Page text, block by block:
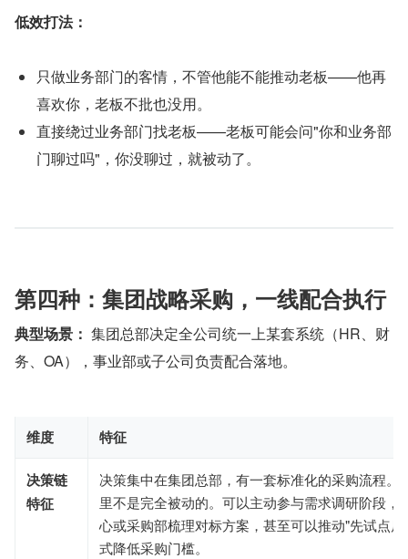
低效打法：
只做业务部门的客情，不管他能不能推动老板——他再
喜欢你，老板不批也没用。
直接绕过业务部门找老板——老板可能会问"你和业务部
门聊过吗"，你没聊过，就被动了。
第四种：集团战略采购，一线配合执行
典型场景： 集团总部决定全公司统一上某套系统（HR、财
务、OA），事业部或子公司负责配合落地。
维度 特征
决策链
特征
决策集中在集团总部，有一套标准化的采购流程。
里不是完全被动的。可以主动参与需求调研阶段，
心或采购部梳理对标方案，甚至可以推动"先试点
式降低采购门槛。